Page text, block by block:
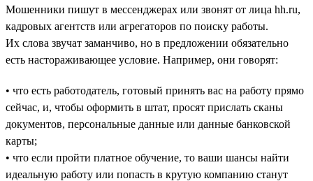
Мошенники пишут в мессенджерах или звонят от лица hh.ru,
кадровых агентств или агрегаторов по поиску работы.
Их слова звучат заманчиво, но в предложении обязательно
есть настораживающее условие. Например, они говорят:
• что есть работодатель, готовый принять вас на работу прямо
сейчас, и, чтобы оформить в штат, просят прислать сканы
документов, персональные данные или данные банковской
карты;
• что если пройти платное обучение, то ваши шансы найти
идеальную работу или попасть в крутую компанию станут